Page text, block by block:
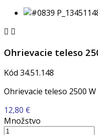
 
Ohrievacie teleso
Kód 34.51.148
Ohrievacie teleso 2500
12,80 €
Množstvo